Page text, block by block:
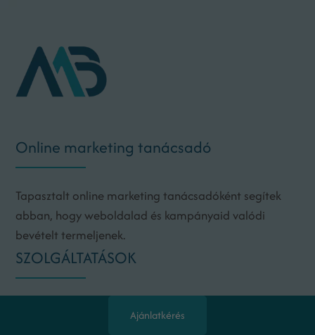
Online marketing tanácsadó
Tapasztalt online marketing tanácsadóként segítek
abban, hogy weboldalad és kampányaid valódi
bevételt termeljenek.
SZOLGÁLTATÁSOK
Ajánlatkérés